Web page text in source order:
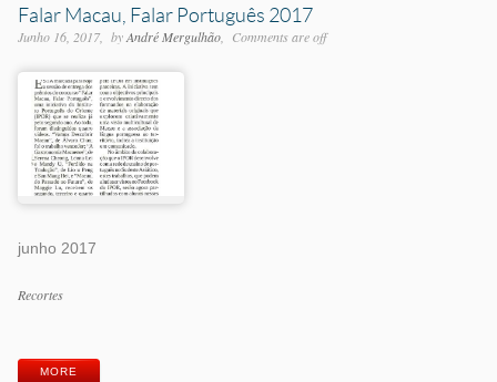
Falar Macau, Falar Português 2017
Junho 16, 2017 byAndré Mergulhão Comments are off
junho 2017
Categorias
Recortes
MORE